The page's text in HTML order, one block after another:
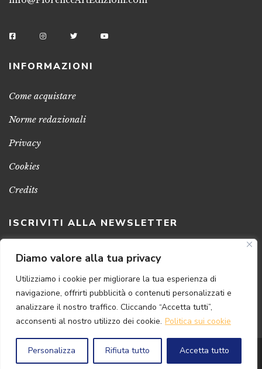
Diamo valore alla tua privacy
Utilizziamo i cookie per migliorare la tua esperienza di
navigazione, offrirti pubblicità o contenuti personalizzati e
analizzare il nostro traffico. Cliccando “Accetta tutti”,
acconsenti al nostro utilizzo dei cookie. Politica sui cookie
Personalizza Rifiuta tutto Accetta tutto
INFORMAZIONI
Come acquistare
Norme redazionali
Privacy
Cookies
Credits
ISCRIVITI ALLA NEWSLETTER
Clicca sul pulsante per ricevere le nostre ultime novità,
notizie e promozioni
ISCRIVITI ADESSO
© 2024 FlorenceArtEdizioni | P.IVA 04813630482
Powered by{SP} Digital & Consulting